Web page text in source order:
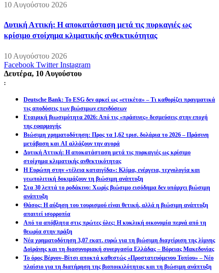
10 Αυγούστου 2026
Δυτική Αττική: Η αποκατάσταση μετά τις πυρκαγιές ως
κρίσιμο στοίχημα κλιματικής ανθεκτικότητας
10 Αυγούστου 2026
Facebook Twitter Instagram
Δευτέρα, 10 Αυγούστου
:
Deutsche Bank: Το ESG δεν αρκεί ως «ετικέτα» – Τι καθορίζει πραγματικά
τις αποδόσεις των βιώσιμων επενδύσεων
Εταιρική βιωσιμότητα 2026: Από τις «πράσινες» δεσμεύσεις στην εποχή
της εφαρμογής
Βιώσιμη χρηματοδότηση: Προς τα 1,62 τρισ. δολάρια το 2026 – Πράσινη
μετάβαση και AI αλλάζουν την αγορά
Δυτική Αττική: Η αποκατάσταση μετά τις πυρκαγιές ως κρίσιμο
στοίχημα κλιματικής ανθεκτικότητας
Η Ευρώπη στην «τέλεια καταιγίδα»: Κλίμα, ενέργεια, τεχνολογία και
γεωπολιτική δοκιμάζουν τη βιώσιμη ανάπτυξη
Στα 30 λεπτά το ροδάκινο: Χωρίς βιώσιμο εισόδημα δεν υπάρχει βιώσιμη
ανάπτυξη
Θάσος: Η αύξηση του τουρισμού είναι θετική, αλλά η βιώσιμη ανάπτυξη
απαιτεί ισορροπία
Από τα απόβλητα στις πρώτες ύλες: Η κυκλική οικονομία περνά από τη
θεωρία στην πράξη
Νέα χρηματοδότηση 3,07 εκατ. ευρώ για τη βιώσιμη διαχείριση της λίμνης
Δοϊράνης και τη διασυνοριακή συνεργασία Ελλάδας – Βόρειας Μακεδονίας
Το όρος Βέρνον–Βίτσι αποκτά καθεστώς «Προστατευόμενου Τοπίου» – Νέο
πλαίσιο για τη διατήρηση της βιοποικιλότητας και τη βιώσιμη ανάπτυξη